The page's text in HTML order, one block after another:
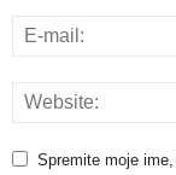
Spremite moje